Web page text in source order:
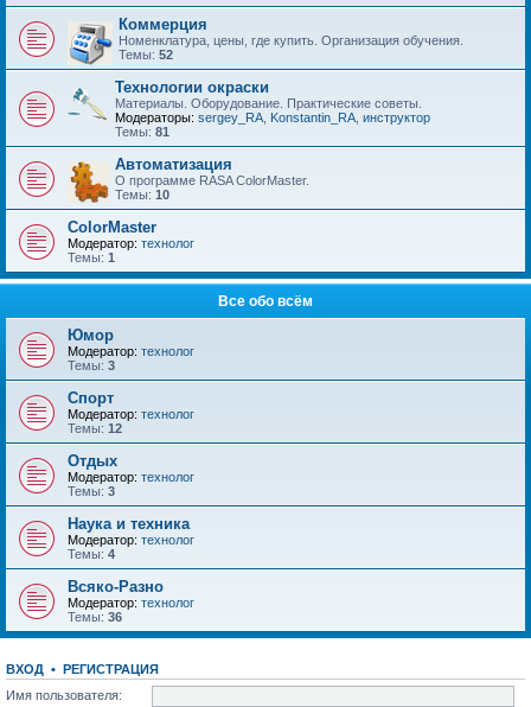
Коммерция
Номенклатура, цены, где купить. Организация обучения.
Темы: 52
Технологии окраски
Материалы. Оборудование. Практические советы.
Модераторы: sergey_RA Konstantin_RA инструктор
Темы: 81
Автоматизация
О программе RASA ColorMaster.
Темы: 10
ColorMaster
Модератор: технолог
Темы: 1
Все обо всём
Юмор
Модератор: технолог
Темы: 3
Спорт
Модератор: технолог
Темы: 12
Отдых
Модератор: технолог
Темы: 3
Наука и техника
Модератор: технолог
Темы: 4
Всяко-Разно
Модератор: технолог
Темы: 36
ВХОД • РЕГИСТРАЦИЯ
Имя пользователя: